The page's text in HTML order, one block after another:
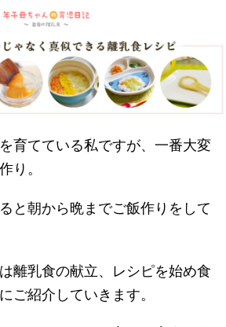
育てている私ですが、一番大変
り。
と朝から晩までご飯作りをして
離乳食の献立、レシピを始め食
ご紹介していきます。